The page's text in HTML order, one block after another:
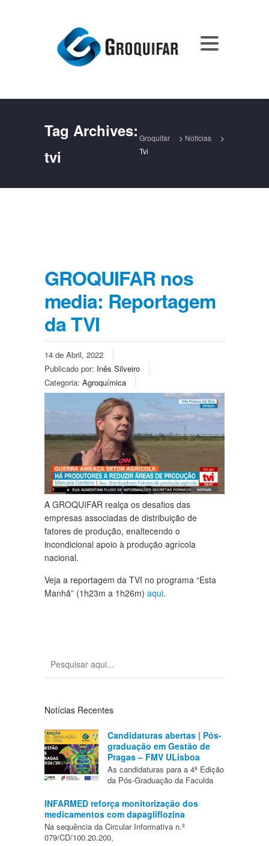
Tag Archives:
tvi
Groquifar > Notícias
>
Tvi
GROQUIFAR nos
media: Reportagem
da TVI
14 de Abril, 2022
Publicado por: Inês Silveiro
Categoria: Agroquímica
A GROQUIFAR realça os desafios das
empresas associadas de distribuição de
fatores de produção, enaltecendo o
incondicional apoio à produção agrícola
nacional.
Veja a reportagem da TVI no programa “Esta
Manhã” (1h23m a 1h26m) aqui.
Notícias Recentes
Candidaturas abertas | Pós-
graduação em Gestão de
Pragas – FMV ULisboa
As candidaturas para a 4ª Edição
da Pós-Graduação da Faculda
INFARMED reforça monitorização dos
medicamentos com dapagliflozina
Na sequência da Circular Informativa n.º
079/CD/100.20.200,